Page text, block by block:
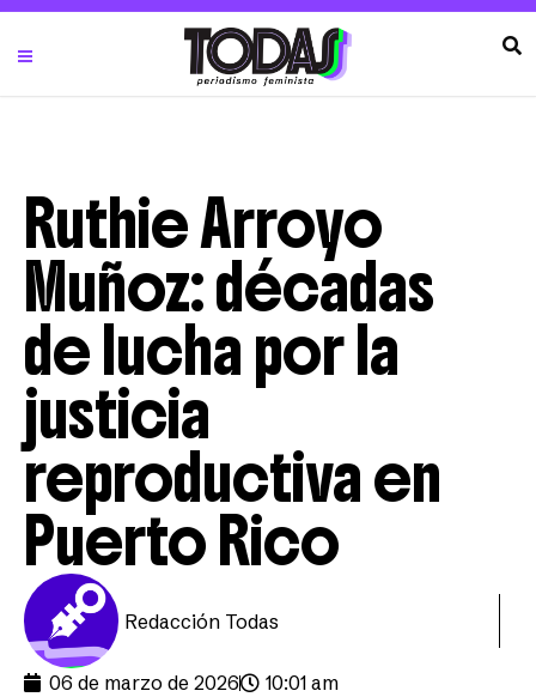
Ruthie Arroyo
Muñoz: décadas
de lucha por la
justicia
reproductiva en
Puerto Rico
Redacción Todas
06 de marzo de 2026 10:01 am